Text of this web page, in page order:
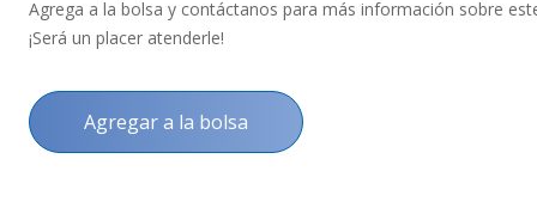
Agrega a la bolsa y contáctanos para más información sobre
¡Será un placer atenderle!
Agregar a la bolsa